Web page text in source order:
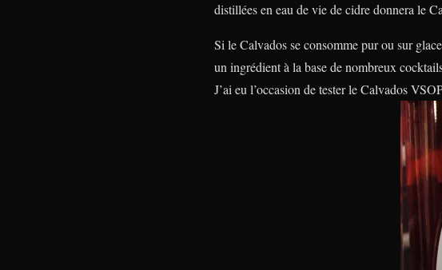
distillées en eau de vie de cidre donnera le
Si le Calvados se consomme pur ou sur
un ingrédient à la base de nombreux
J’ai eu l’occasion de tester le Calvados